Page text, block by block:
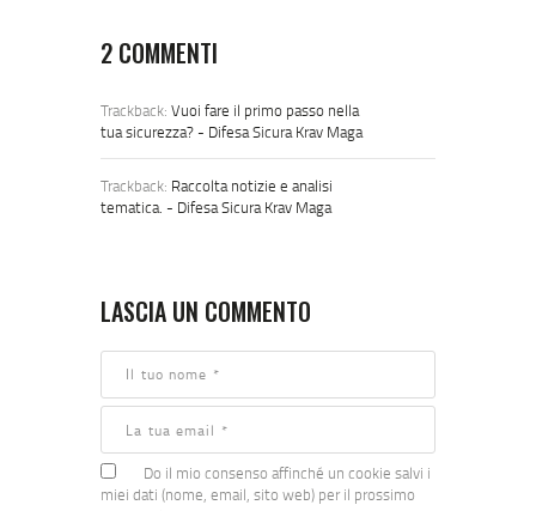
2 COMMENTI
Trackback: Vuoi fare il primo passo nella
tua sicurezza? - Difesa Sicura Krav Maga
Trackback: Raccolta notizie e analisi
tematica. - Difesa Sicura Krav Maga
LASCIA UN COMMENTO
Do il mio consenso affinché un cookie salvi i
miei dati (nome, email, sito web) per il prossimo